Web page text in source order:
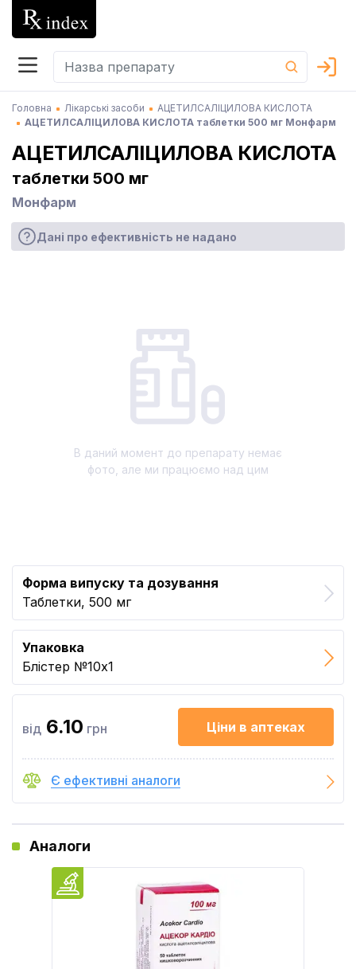
Головна Лікарські засоби
АЦЕТИЛСАЛІЦИЛОВА КИСЛОТА
АЦЕТИЛСАЛІЦИЛОВА КИСЛОТА таблетки 500 мг Монфарм
АЦЕТИЛСАЛІЦИЛОВА КИСЛОТА
таблетки 500 мг
Монфарм
Дані про ефективність не надано
В даний момент до препарату немає
фото, але ми працюємо над цим
Форма випуску та дозування
Таблетки, 500 мг
Упаковка
Блістер №10x1
від 6.10 грн Ціни в аптеках
Є ефективні аналоги
Аналоги